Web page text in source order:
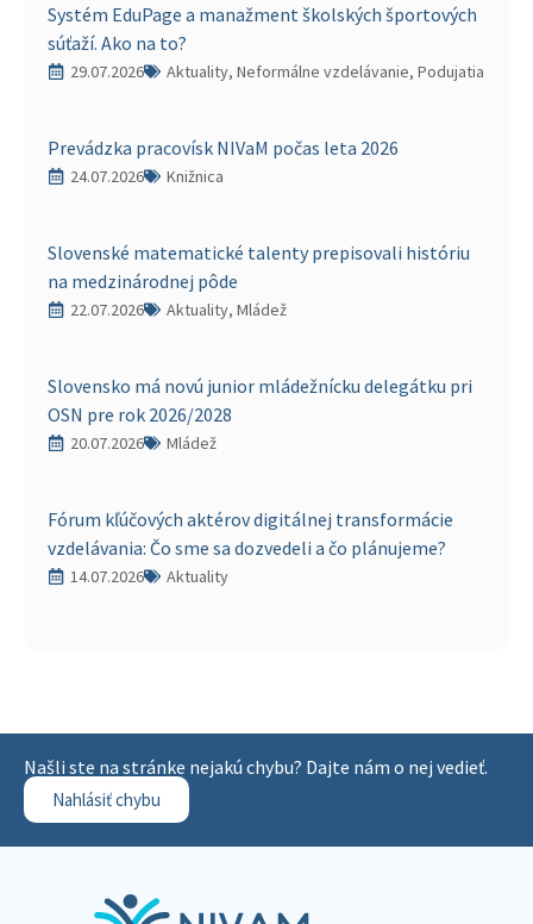
Systém EduPage a manažment školských športových
súťaží. Ako na to?
29.07.2026 Aktuality, Neformálne vzdelávanie, Podujatia
Prevádzka pracovísk NIVaM počas leta 2026
24.07.2026 Knižnica
Slovenské matematické talenty prepisovali históriu
na medzinárodnej pôde
22.07.2026 Aktuality, Mládež
Slovensko má novú junior mládežnícku delegátku pri
OSN pre rok 2026/2028
20.07.2026 Mládež
Fórum kľúčových aktérov digitálnej transformácie
vzdelávania: Čo sme sa dozvedeli a čo plánujeme?
14.07.2026 Aktuality
Našli ste na stránke nejakú chybu? Dajte nám o nej vedieť.
Nahlásiť chybu